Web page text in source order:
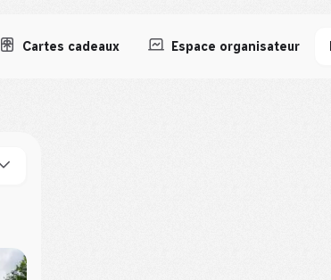
Cartes cadeaux Espace organisateur